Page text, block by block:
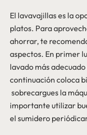
El lavavajillas es la
platos. Para
ahorrar, te
aspectos. En primer
lavado más
continuación coloca
sobrecargues la
importante utilizar
el sumidero